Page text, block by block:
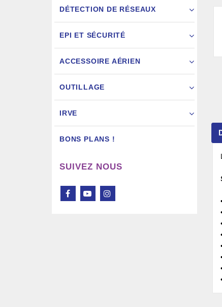
DÉTECTION DE RÉSEAUX
EPI ET SÉCURITÉ
ACCESSOIRE AÉRIEN
OUTILLAGE
IRVE
BONS PLANS !
SUIVEZ NOUS